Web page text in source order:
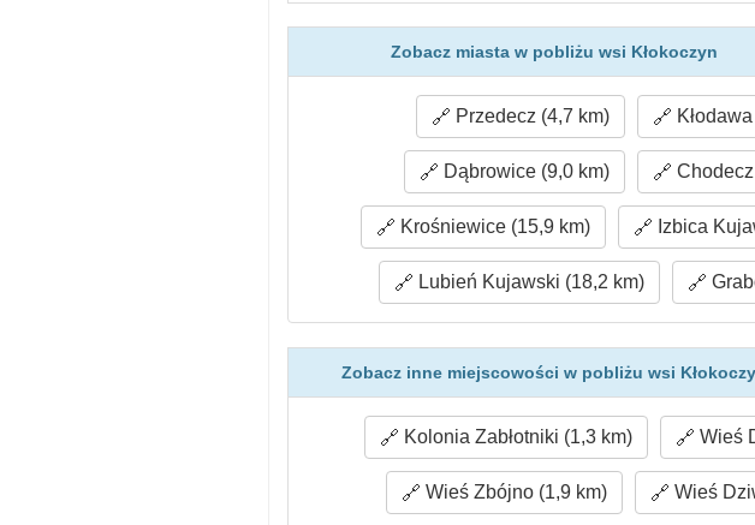
Zobacz miasta w pobliżu wsi Kłokoczyn
Przedecz (4,7 km)
Dąbrowice (9,0 km)
Krośniewice (15,9 km) Izbica
Lubień Kujawski (18,2 km)
Zobacz inne miejscowości w pobliżu wsi
Kolonia Zabłotniki (1,3 km) Wieś
Wieś Zbójno (1,9 km) Wieś